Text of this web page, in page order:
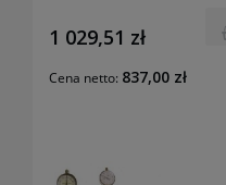
MIB-Germany
1 029,51 zł
Cena netto: 837,00 zł